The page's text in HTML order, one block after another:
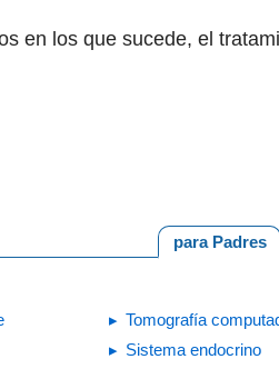
en los que sucede, el
para Padres
Tomografía
Sistema endocrino